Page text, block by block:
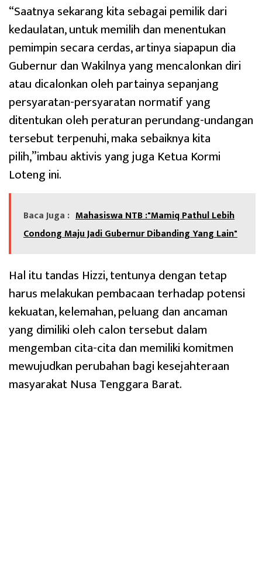
“Saatnya sekarang kita sebagai pemilik dari
kedaulatan, untuk memilih dan menentukan
pemimpin secara cerdas, artinya siapapun dia
Gubernur dan Wakilnya yang mencalonkan diri
atau dicalonkan oleh partainya sepanjang
persyaratan-persyaratan normatif yang
ditentukan oleh peraturan perundang-undangan
tersebut terpenuhi, maka sebaiknya kita
pilih,”imbau aktivis yang juga Ketua Kormi
Loteng ini.
Baca Juga : Mahasiswa NTB :"Mamiq Pathul Lebih
Condong Maju Jadi Gubernur Dibanding Yang Lain"
Hal itu tandas Hizzi, tentunya dengan tetap
harus melakukan pembacaan terhadap potensi
kekuatan, kelemahan, peluang dan ancaman
yang dimiliki oleh calon tersebut dalam
mengemban cita-cita dan memiliki komitmen
mewujudkan perubahan bagi kesejahteraan
masyarakat Nusa Tenggara Barat.